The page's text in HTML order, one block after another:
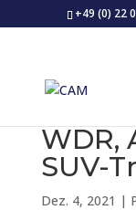
+49 (0) 22
WDR,
SUV-
Dez. 4, 2021 |